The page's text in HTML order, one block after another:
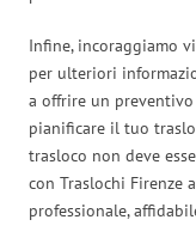
Infine, incoraggiamo
per ulteriori
a offrire un
pianificare il tuo
trasloco non deve
con Traslochi Firenze
professionale,